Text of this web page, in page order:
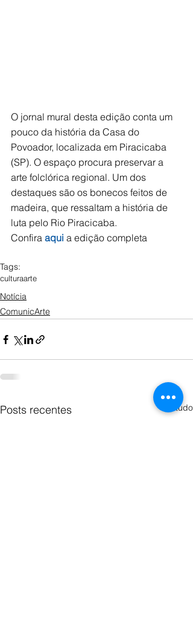
O jornal mural desta edição conta um
pouco da história da Casa do
Povoador, localizada em Piracicaba
(SP). O espaço procura preservar a
arte folclórica regional. Um dos
destaques são os bonecos feitos de
madeira, que ressaltam a história de
luta pelo Rio Piracicaba.
Confira aqui a edição completa
Tags:
culturaarte
Notícia
ComunicArte
Posts recentes Ver tudo